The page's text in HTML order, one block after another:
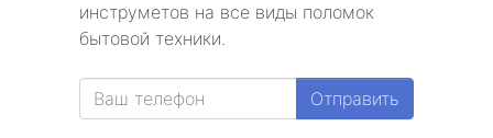
инструметов на все виды поломок
бытовой техники.
Отправить